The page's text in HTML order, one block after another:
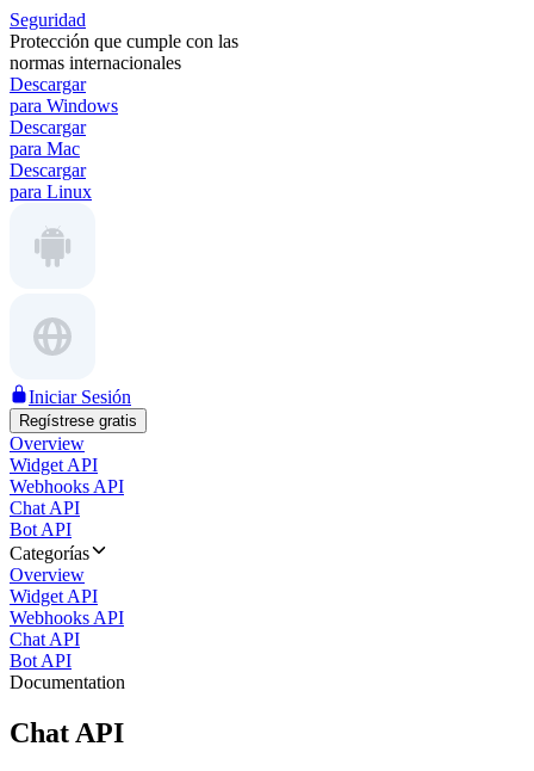
Seguridad
Protección que cumple con las
normas internacionales
Descargar
para Windows
Descargar
para Mac
Descargar
para Linux
Iniciar Sesión
Regístrese gratis
Overview
Widget API
Webhooks API
Chat API
Bot API
Categorías
Overview
Widget API
Webhooks API
Chat API
Bot API
Documentation
Chat API